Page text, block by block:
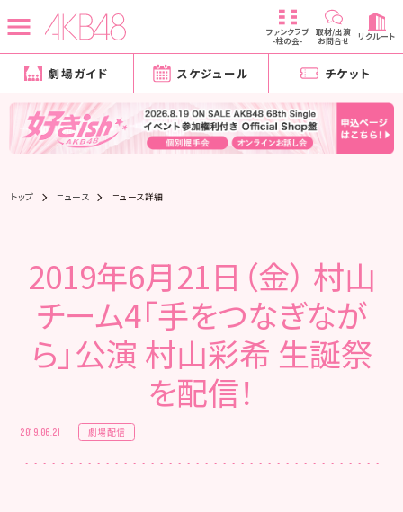
ファンクラブ
-柱の会-
取材/出演
お問合せ リクルート
劇場ガイド スケジュール チケット
トップ ニュース ニュース詳細
2019年6月21日（金） 村山
チーム4「手をつなぎなが
ら」公演 村山彩希 生誕祭
を配信！
2019.06.21 劇場配信